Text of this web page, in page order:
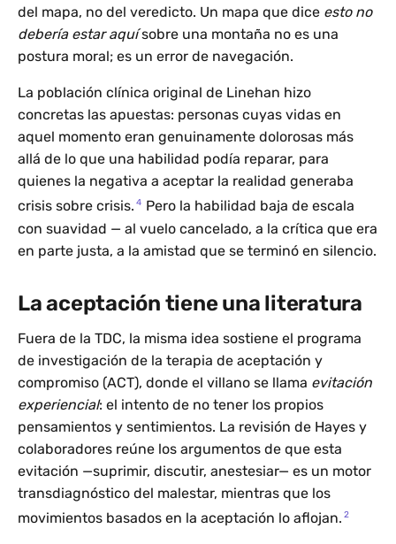
del mapa, no del veredicto. Un mapa que dice esto no
debería estar aquísobre una montaña no es una
postura moral; es un error de navegación.
La población clínica original de Linehan hizo
concretas las apuestas: personas cuyas vidas en
aquel momento eran genuinamente dolorosas más
allá de lo que una habilidad podía reparar, para
quienes la negativa a aceptar la realidad generaba
crisis sobre crisis. 4 Pero la habilidad baja de escala
con suavidad — al vuelo cancelado, a la crítica que era
en parte justa, a la amistad que se terminó en silencio.
La aceptación tiene una literatura
Fuera de la TDC, la misma idea sostiene el programa
de investigación de la terapia de aceptación y
compromiso (ACT), donde el villano se llama evitación
experiencial: el intento de no tener los propios
pensamientos y sentimientos. La revisión de Hayes y
colaboradores reúne los argumentos de que esta
evitación —suprimir, discutir, anestesiar— es un motor
transdiagnóstico del malestar, mientras que los
movimientos basados en la aceptación lo aflojan. 2